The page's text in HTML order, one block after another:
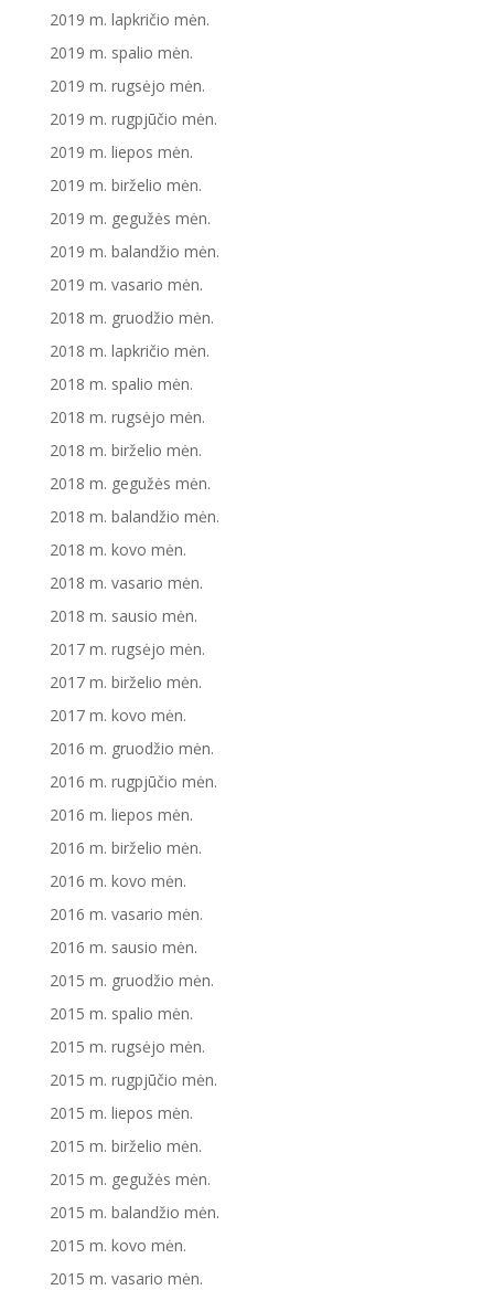
2019 m. lapkričio mėn.
2019 m. spalio mėn.
2019 m. rugsėjo mėn.
2019 m. rugpjūčio mėn.
2019 m. liepos mėn.
2019 m. birželio mėn.
2019 m. gegužės mėn.
2019 m. balandžio mėn.
2019 m. vasario mėn.
2018 m. gruodžio mėn.
2018 m. lapkričio mėn.
2018 m. spalio mėn.
2018 m. rugsėjo mėn.
2018 m. birželio mėn.
2018 m. gegužės mėn.
2018 m. balandžio mėn.
2018 m. kovo mėn.
2018 m. vasario mėn.
2018 m. sausio mėn.
2017 m. rugsėjo mėn.
2017 m. birželio mėn.
2017 m. kovo mėn.
2016 m. gruodžio mėn.
2016 m. rugpjūčio mėn.
2016 m. liepos mėn.
2016 m. birželio mėn.
2016 m. kovo mėn.
2016 m. vasario mėn.
2016 m. sausio mėn.
2015 m. gruodžio mėn.
2015 m. spalio mėn.
2015 m. rugsėjo mėn.
2015 m. rugpjūčio mėn.
2015 m. liepos mėn.
2015 m. birželio mėn.
2015 m. gegužės mėn.
2015 m. balandžio mėn.
2015 m. kovo mėn.
2015 m. vasario mėn.